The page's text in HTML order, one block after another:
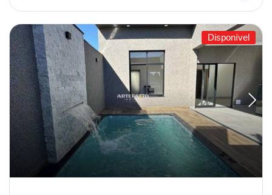
Disponível